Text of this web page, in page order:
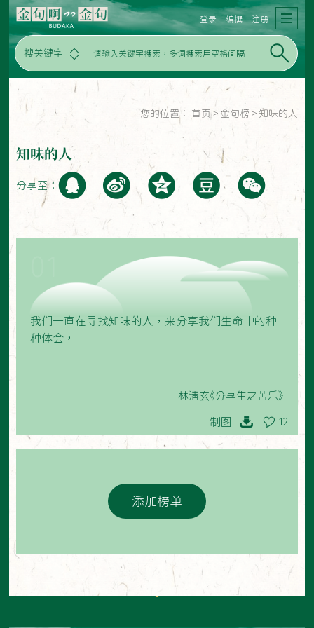
搜关键字
登录 编撰 注册
您的位置： 首页 > 金句榜 > 知味的人
知味的人
分享至：
我们一直在寻找知味的人，来分享我们生命中的种
种体会，
林清玄《分享生之苦乐》
制图 12
添加榜单